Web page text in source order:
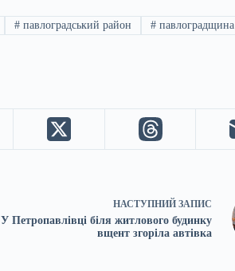
# павлоградський район # павлоградщина
НАСТУПНИЙ ЗАПИС
У Петропавлівці біля житлового будинку
вщент згоріла автівка